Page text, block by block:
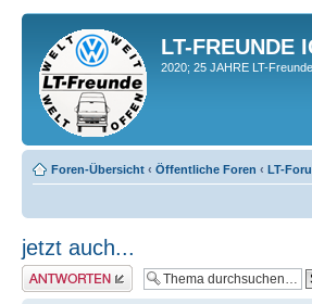
LT-FREUNDE
2020; 25 JAHRE LT-
Foren-Übersicht ‹ Öffentliche Foren ‹ LT-
jetzt auch...
Antwort erstellen